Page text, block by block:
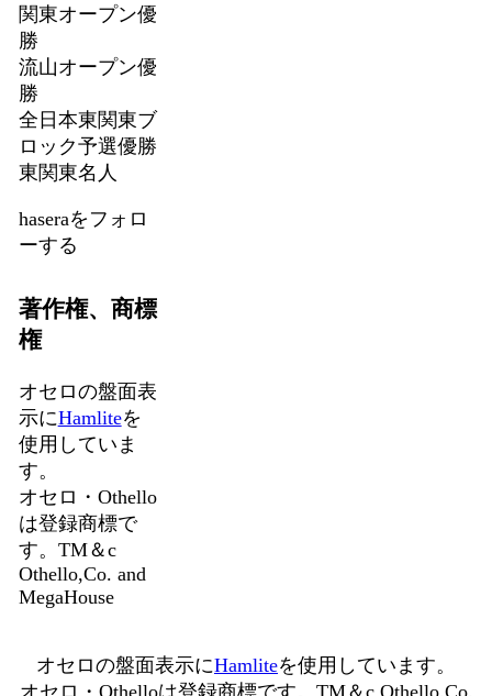
関東オープン優
勝
流山オープン優
勝
全日本東関東ブ
ロック予選優勝
東関東名人
haseraをフォロ
ーする
著作権、商標
権
オセロの盤面表
示にHamliteを
使用していま
す。
オセロ・Othello
は登録商標で
す。TM＆c
Othello,Co. and
MegaHouse
オセロの盤面表示にHamliteを使用しています。